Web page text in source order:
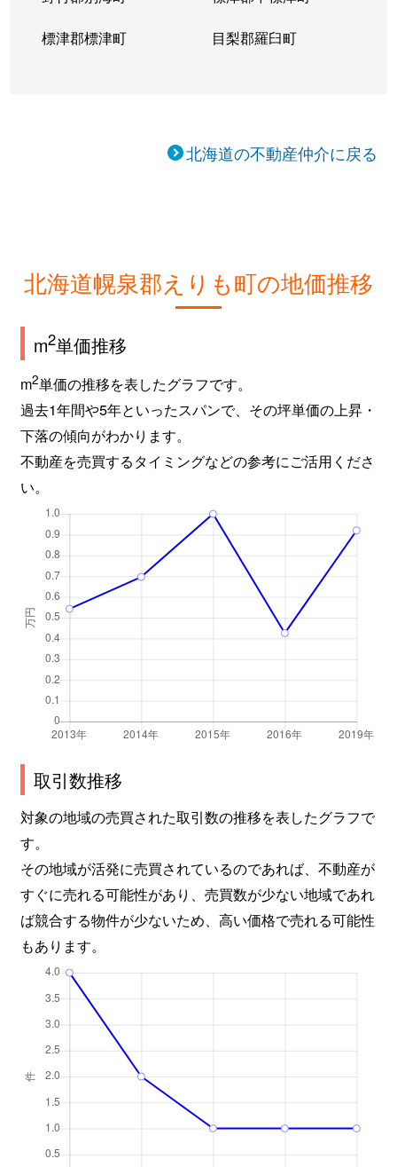
標津郡標津町 目梨郡羅臼町
北海道の不動産仲介に戻る
北海道幌泉郡えりも町の地価推移
m2単価推移
m2単価の推移を表したグラフです。
過去1年間や5年といったスパンで、その坪単価の上昇・
下落の傾向がわかります。
不動産を売買するタイミングなどの参考にご活用くださ
い。
取引数推移
対象の地域の売買された取引数の推移を表したグラフで
す。
その地域が活発に売買されているのであれば、不動産が
すぐに売れる可能性があり、売買数が少ない地域であれ
ば競合する物件が少ないため、高い価格で売れる可能性
もあります。